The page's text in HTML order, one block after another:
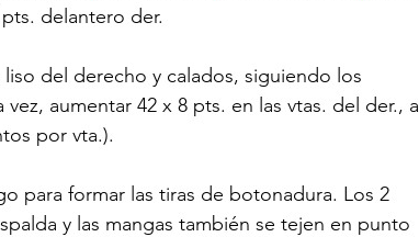
pts. delantero der.
del derecho y calados, siguiendo los
aumentar 42 x 8 pts. en las vtas. del der., a
por vta.).
para formar las tiras de botonadura. Los 2
y las mangas también se tejen en punto